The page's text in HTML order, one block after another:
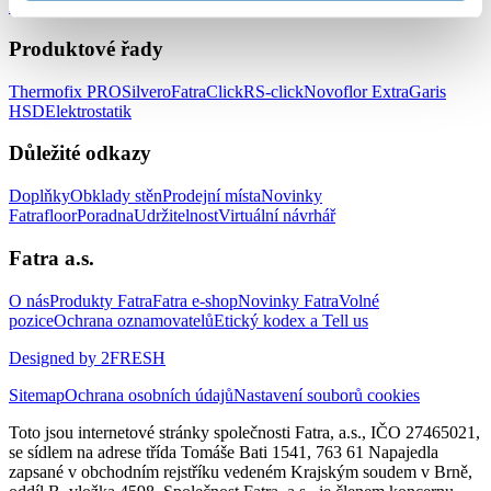
zařízeníPodlahy do prodejen
Produktové řady
Thermofix PROSilveroFatraClickRS-clickNovoflor ExtraGaris
HSDElektrostatik
Důležité odkazy
DoplňkyObklady stěnProdejní místaNovinky
FatrafloorPoradnaUdržitelnostVirtuální návrhář
Fatra a.s.
O násProdukty FatraFatra e-shopNovinky FatraVolné
poziceOchrana oznamovatelůEtický kodex a Tell us
Designed by 2FRESH
SitemapOchrana osobních údajůNastavení souborů cookies
Toto jsou internetové stránky společnosti Fatra, a.s., IČO 27465021,
se sídlem na adrese třída Tomáše Bati 1541, 763 61 Napajedla
zapsané v obchodním rejstříku vedeném Krajským soudem v Brně,